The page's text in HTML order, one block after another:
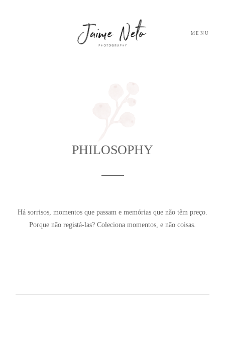
MENU
PHILOSOPHY
Há sorrisos, momentos que passam e memórias que não têm preço.
Porque não registá-las? Coleciona momentos, e não coisas.
PHOTOGRAPHY